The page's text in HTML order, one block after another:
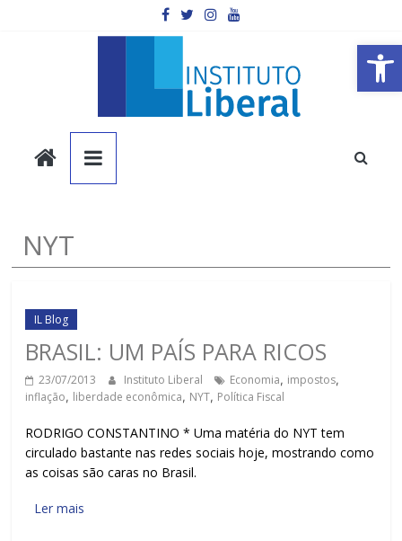
Barra de Ferramentas Aberta
Instituto
Liberal
Você
é
mais
importante
da
sociedade.
NYT
IL Blog
BRASIL: UM PAÍS PARA RICOS
23/07/2013 Instituto Liberal Economia, impostos,
inflação, liberdade econômica, NYT, Política Fiscal
RODRIGO CONSTANTINO * Uma matéria do NYT tem
circulado bastante nas redes sociais hoje, mostrando como
as coisas são caras no Brasil.
Ler mais